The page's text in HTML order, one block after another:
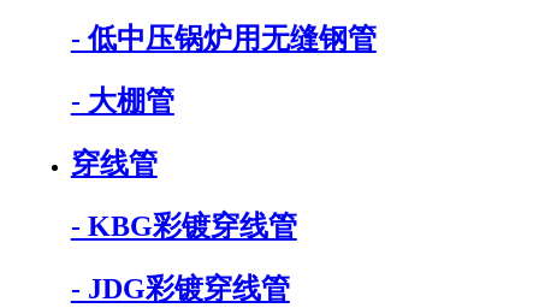
- 低中压锅炉用无缝钢管
- 大棚管
穿线管
- KBG彩镀穿线管
- JDG彩镀穿线管